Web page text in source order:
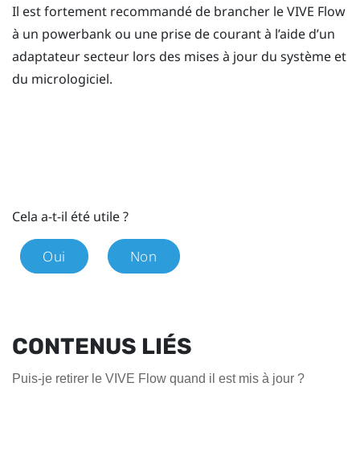
Il est fortement recommandé de brancher leVIVE Flow
à un powerbank ou une prise de courant à l’aide d’un
adaptateur secteur lors des mises à jour du système et
du micrologiciel.
Cela a-t-il été utile ?
Oui Non
CONTENUS LIÉS
Puis-je retirer le VIVE Flow quand il est mis à jour ?